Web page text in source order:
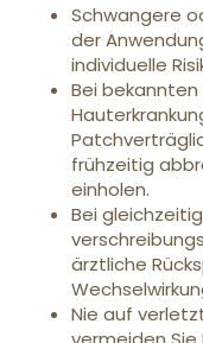
Schwangere
der
individuelle
Bei
frühzeitig
einholen.
Bei
ärztliche
Nie auf